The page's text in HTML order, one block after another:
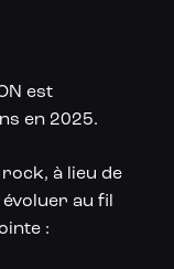
est
en 2025.
à lieu de
évoluer au fil
: